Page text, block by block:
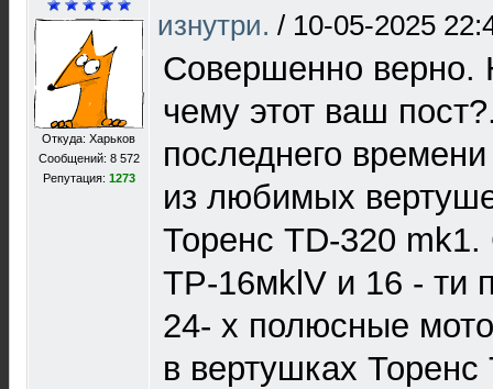
Откуда: Харьков
Сообщений: 8 572
Репутация: 1273
изнутри. / 10-05-2025
Совершенно верно.
чему этот ваш
последнего
из любимых
Торенс TD-320
ТР-16мklV и 16 - ти
24- х полюсные
в вертушках